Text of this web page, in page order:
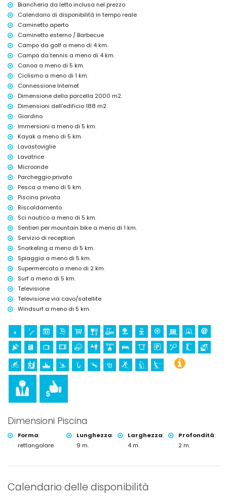
riscaldamento ad aria e aria condizionata
Servizi e strutture a pagamento
letto/culla per bambini (su richiesta)
Intrattenimento e attività per il tempo libero per le vostre
vacanze a Jávea, Costa Blanca
bar (entro 5 chilometri dalla casa)
Attrazioni e cultura a Jávea, Costa Blanca
museo (Histórico de Jávea, Jávea), chiesa (San Bartolomé, Pueblo,
Jávea), monumento (Pueblo de Jávea, Jávea), edificio architettonico
(Pueblo de Jávea, Jávea), luogo storico (Pueblo de Jávea e Jávea)
(entro 5 chilometri dall'alloggio)
rovine (Molinos de Viento e Jávea) (entro 10 chilometri dall'alloggio)
castello (Portal de la Vila e Denia) (entro 25 chilometri dall'alloggio)
Sport
tennis, golf (Golf la Sella), arrampicata, canoa, kayak, pesca,
immersioni, snorkeling, surf, windsurf e sci d'acqua (entro 5 chilometri
dalla villa)
equitazione (entro 10 chilometri dalla villa)
Biancheria da letto inclusa nel prezzo
Calendario di disponibilità in tempo reale
Caminetto aperto
Caminetto esterno / Barbecue
Campo da golf a meno di 4 km.
Campo da tennis a meno di 4 km.
Canoa a meno di 5 km.
Ciclismo a meno di 1 km.
Connessione Internet
Dimensione della parcella 2000 m2.
Dimensioni dell'edificio 188 m2.
Giardino
Immersioni a meno di 5 km.
Kayak a meno di 5 km.
Lavastoviglie
Lavatrice
Microonde
Parcheggio privato
Pesca a meno di 5 km.
Piscina privata
Riscaldamento
Sci nautico a meno di 5 km.
Sentieri per mountain bike a meno di 1 km.
Servizio di reception
Snorkeling a meno di 5 km.
Spiaggia a meno di 5 km.
Supermercato a meno di 2 km.
Surf a meno di 5 km.
Televisione
Televisione via cavo/satellite
Windsurf a meno di 5 km.
Dimensioni Piscina
Forma:
rettangolare
Lunghezza:
9 m.
Larghezza:
4 m.
Profondità:
2 m.
Calendario delle disponibilità